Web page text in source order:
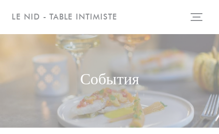
LE NID - TABLE INTIMISTE
События